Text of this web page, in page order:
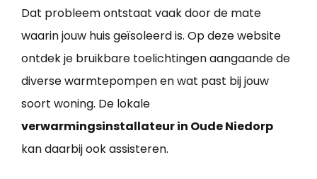
Dat probleem ontstaat vaak door de mate
waarin jouw huis geïsoleerd is. Op deze website
ontdek je bruikbare toelichtingen aangaande de
diverse warmtepompen en wat past bij jouw
soort woning. De lokale
verwarmingsinstallateur in Oude Niedorp
kan daarbij ook assisteren.